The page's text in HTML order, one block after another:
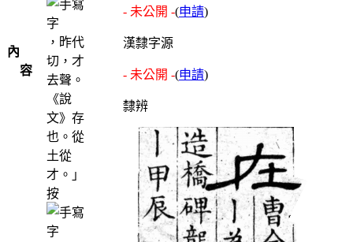
內
容
，昨代
切，才
去聲。
《說
文》存
也。從
土從
才。」
按
- 未公開 -(申請)
漢隸字源
- 未公開 -(申請)
隸辨